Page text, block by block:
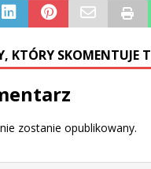
KTÓRY SKOMENTUJE
zostanie opublikowany.